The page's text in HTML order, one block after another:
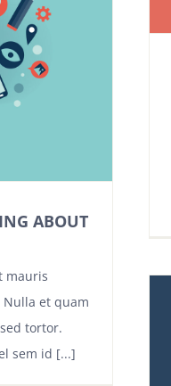
ABOUT
mauris
et quam
tortor.
sem id [...]